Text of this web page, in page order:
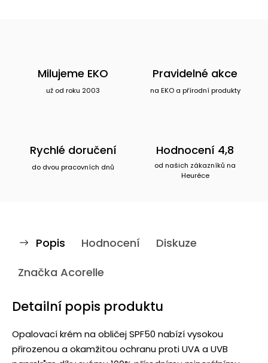
Milujeme EKO
už od roku 2003
Pravidelné akce
na EKO a přírodní produkty
Rychlé doručení
do dvou pracovních dnů
Hodnocení 4,8
od našich zákazníků na
Heuréce
Popis Hodnocení
Diskuze
Značka Acorelle
Detailní popis produktu
Opalovací krém na obličej SPF50 nabízí vysokou
přirozenou a okamžitou ochranu proti UVA a UVB